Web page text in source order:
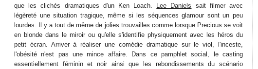
que les clichés dramatiques d'un Ken Loach.
Lee Daniels sait filmer avec
légèreté une situation tragique, même si les séquences glamour sont un peu
lourdes. Il y a tout de même de jolies trouvailles comme lorsque Precious se voit
en blonde dans le miroir ou qu'elle s'identifie physiquement avec les héros du
petit écran. Arriver à réaliser une comédie dramatique sur le viol, l'inceste,
l'obésité n'est pas une mince affaire. Dans ce pamphlet social, le casting
essentiellement féminin et noir ainsi que les rebondissements du scénario